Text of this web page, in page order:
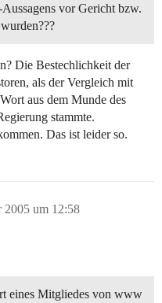
vor Gericht bzw.
Die Bestechlichkeit der
als der Vergleich mit
aus dem Munde des
stammte.
Das ist leider so.
2005 um 12:58
eines Mitgliedes von www